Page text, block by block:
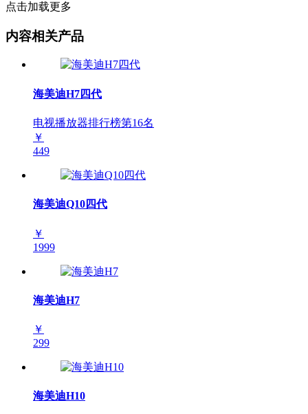
点击加载更多
内容相关产品
海美迪H7四代
电视播放器排行榜第16名
￥
449
海美迪Q10四代
￥
1999
海美迪H7
￥
299
海美迪H10